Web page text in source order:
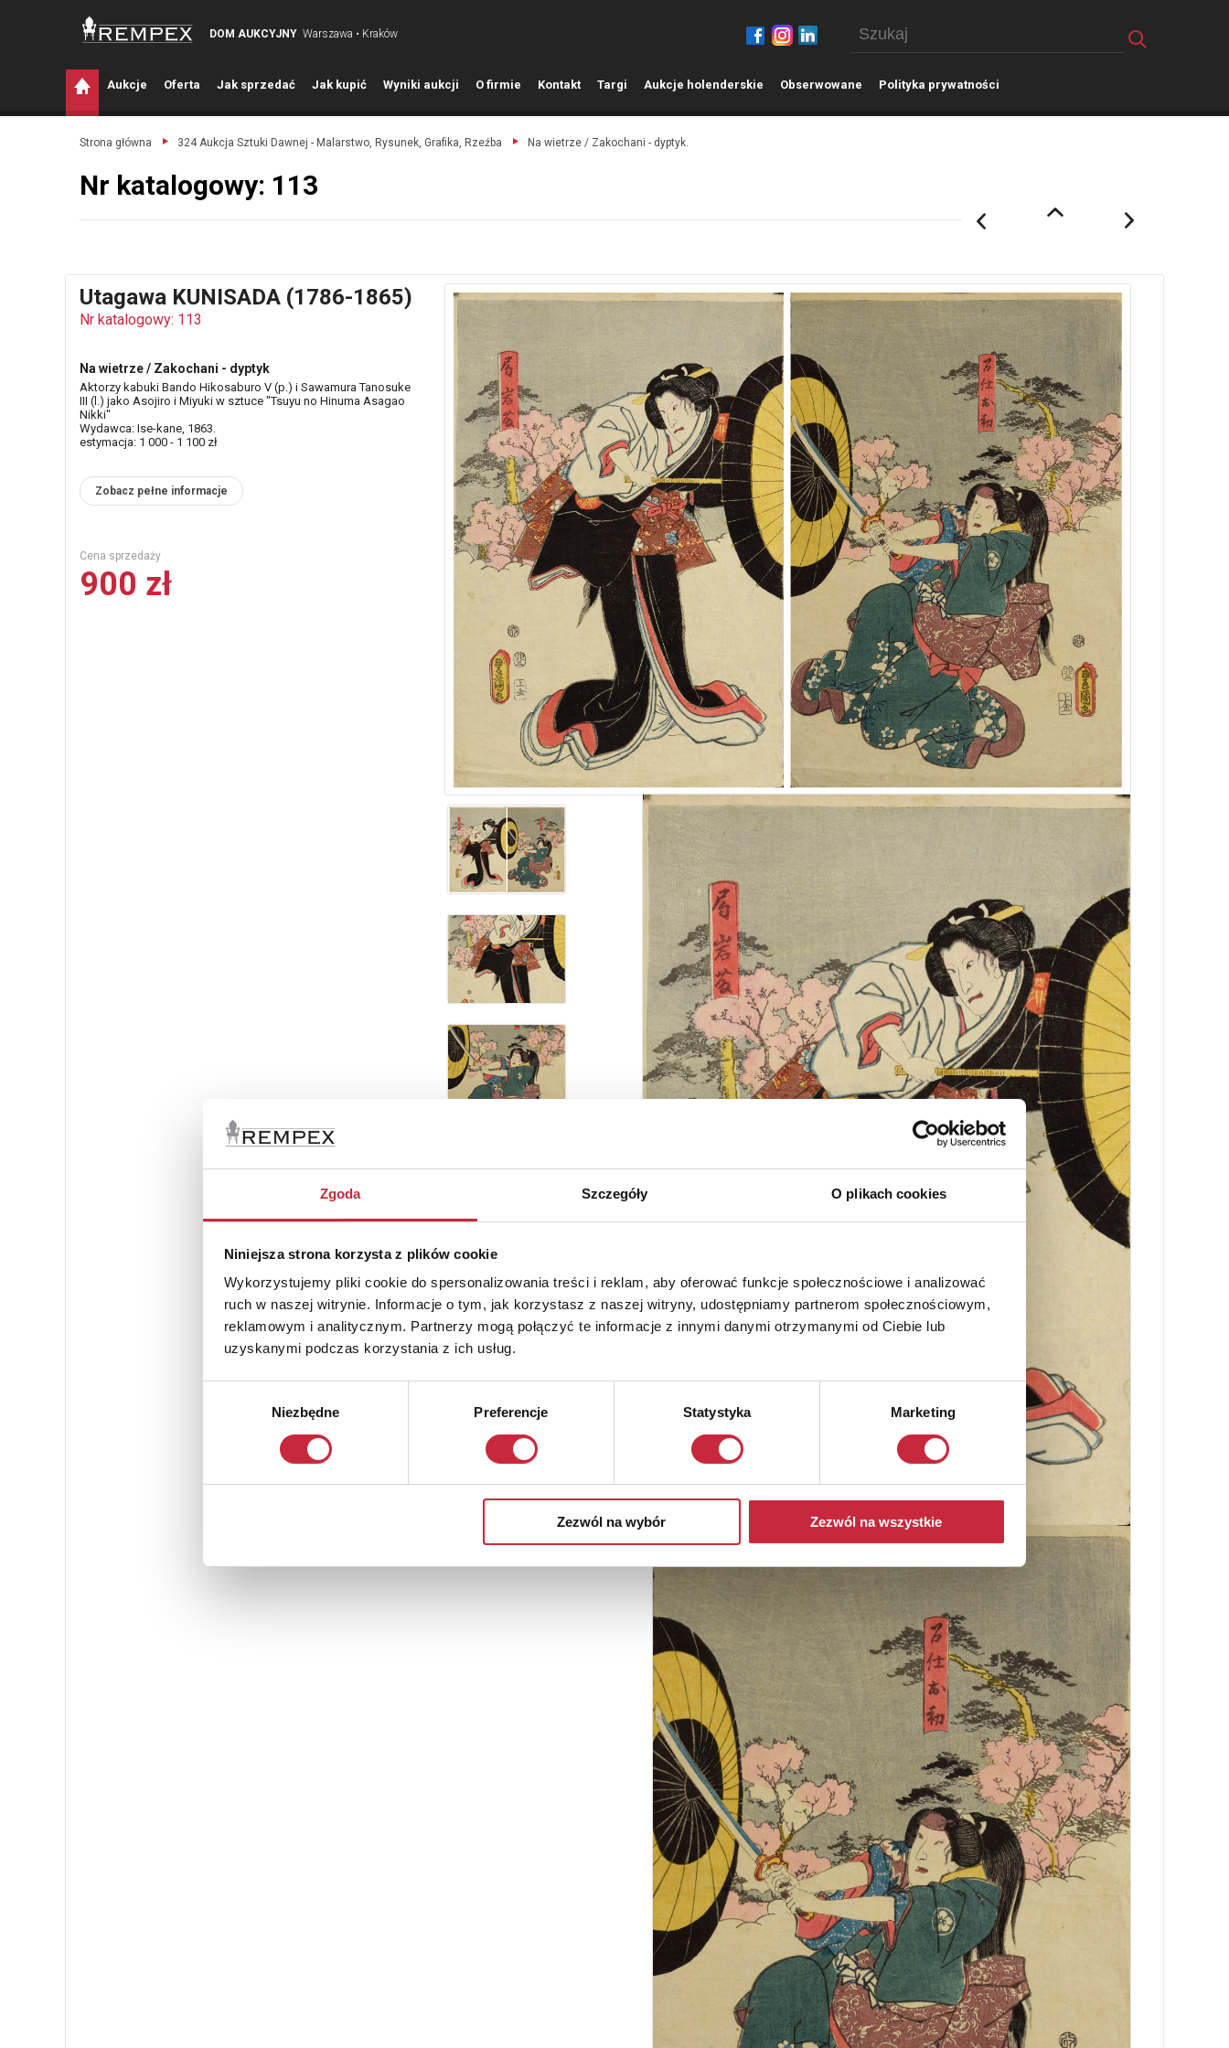
Zgoda Szczegóły O plikach cookies
Niniejsza strona korzysta z plików cookie
Wykorzystujemy pliki cookie do spersonalizowania treści i reklam, aby oferować funkcje społecznościowe i analizować
ruch w naszej witrynie. Informacje o tym, jak korzystasz z naszej witryny, udostępniamy partnerom społecznościowym,
reklamowym i analitycznym. Partnerzy mogą połączyć te informacje z innymi danymi otrzymanymi od Ciebie lub
uzyskanymi podczas korzystania z ich usług.
Niezbędne Preferencje Statystyka Marketing
Zezwól na wybór Zezwól na wszystkie
DOM AUKCYJNY Warszawa • Kraków
Aukcje Oferta Jak sprzedać Jak kupić Wyniki aukcji O firmie Kontakt Targi Aukcje holenderskie Obserwowane Polityka prywatności
Strona główna 324 Aukcja Sztuki Dawnej - Malarstwo, Rysunek, Grafika, Rzeźba Na wietrze / Zakochani - dyptyk.
Nr katalogowy: 113
Utagawa KUNISADA (1786-1865)
Nr katalogowy: 113
Na wietrze / Zakochani - dyptyk
Aktorzy kabuki Bando Hikosaburo V (p.) i Sawamura Tanosuke
III (l.) jako Asojiro i Miyuki w sztuce "Tsuyu no Hinuma Asagao
Nikki"
Wydawca: Ise-kane, 1863.
estymacja: 1 000 - 1 100 zł
Zobacz pełne informacje
Cena sprzedaży
900 zł